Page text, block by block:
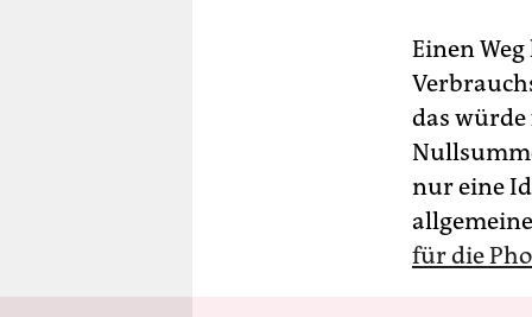
Einen
das
nur eine
für die